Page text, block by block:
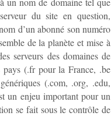
du site en question,
d’un abonné son numéro
de la planète et mise à
serveurs des domaines de
(.fr pour la France, .be
(.com, .org, .edu,
un enjeu important pour un
se fait sous le contrôle de